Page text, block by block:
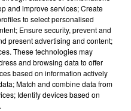
d'observation
: professeur
repreneurs pour
and improve services; Create
to select personalised
Ensure security, prevent and
present advertising and content;
These technologies may
and browsing data to offer
based on information actively
Match and combine data from
Identify devices based on